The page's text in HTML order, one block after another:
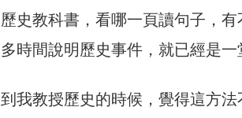
歷史教科書，看哪一頁讀句子，
多時間說明歷史事件，就已經是一
到我教授歷史的時候，覺得這方